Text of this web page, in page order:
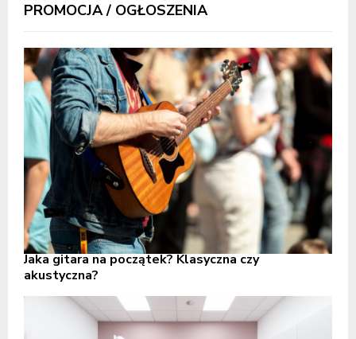
PROMOCJA / OGŁOSZENIA
Jaka gitara na początek? Klasyczna czy
akustyczna?